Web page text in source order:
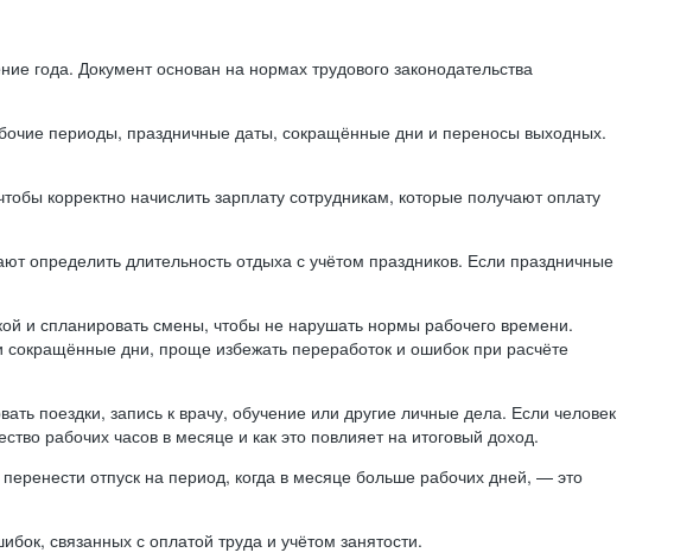
года. Документ основан на нормах трудового законодательства
периоды, праздничные даты, сокращённые дни и переносы выходных.
корректно начислить зарплату сотрудникам, которые получают оплату
определить длительность отдыха с учётом праздников. Если праздничные
и спланировать смены, чтобы не нарушать нормы рабочего времени.
сокращённые дни, проще избежать переработок и ошибок при расчёте
поездки, запись к врачу, обучение или другие личные дела. Если человек
рабочих часов в месяце и как это повлияет на итоговый доход.
отпуск на период, когда в месяце больше рабочих дней, — это
связанных с оплатой труда и учётом занятости.